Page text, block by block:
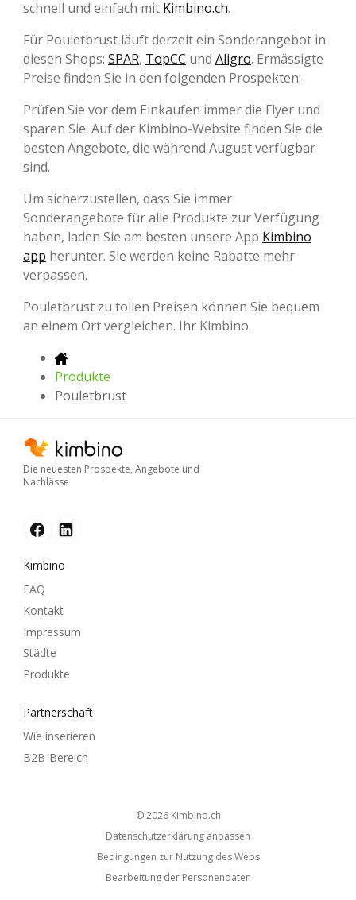
schnell und einfach mit Kimbino.ch.
Für Pouletbrust läuft derzeit ein Sonderangebot in
diesen Shops: SPAR, TopCC und Aligro. Ermässigte
Preise finden Sie in den folgenden Prospekten:
Prüfen Sie vor dem Einkaufen immer die Flyer und
sparen Sie. Auf der Kimbino-Website finden Sie die
besten Angebote, die während August verfügbar
sind.
Um sicherzustellen, dass Sie immer
Sonderangebote für alle Produkte zur Verfügung
haben, laden Sie am besten unsere App Kimbino
app herunter. Sie werden keine Rabatte mehr
verpassen.
Pouletbrust zu tollen Preisen können Sie bequem
an einem Ort vergleichen. Ihr Kimbino.
Produkte
Pouletbrust
Die neuesten Prospekte, Angebote und
Nachlässe
Kimbino
FAQ
Kontakt
Impressum
Städte
Produkte
Partnerschaft
Wie inserieren
B2B-Bereich
© 2026 kimbino.ch
Datenschutzerklärung anpassen
Bedingungen zur Nutzung des Webs
Bearbeitung der Personendaten